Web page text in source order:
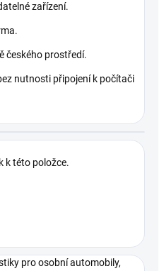
zařízení.
českého prostředí.
nutnosti připojení k počítači
k této položce.
pro osobní automobily,